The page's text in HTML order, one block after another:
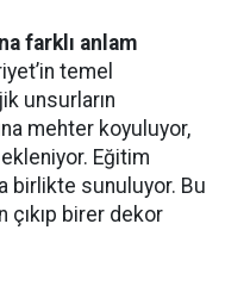
farklı anlam
temel
unsurların
mehter koyuluyor,
Eğitim
birlikte sunuluyor. Bu
birer dekor